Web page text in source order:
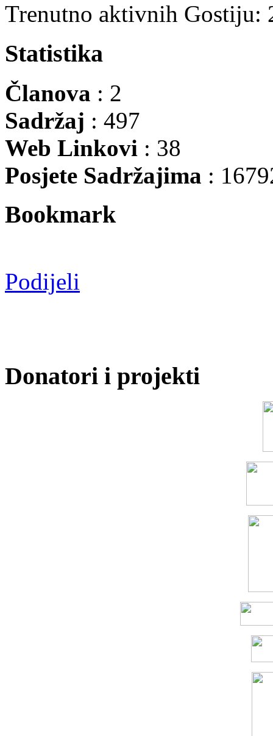
Trenutno aktivnih Gostiju:
Statistika
Članova : 2
Sadržaj : 497
Web Linkovi : 38
Posjete Sadržajima :
Bookmark
Podijeli
Donatori i projekti